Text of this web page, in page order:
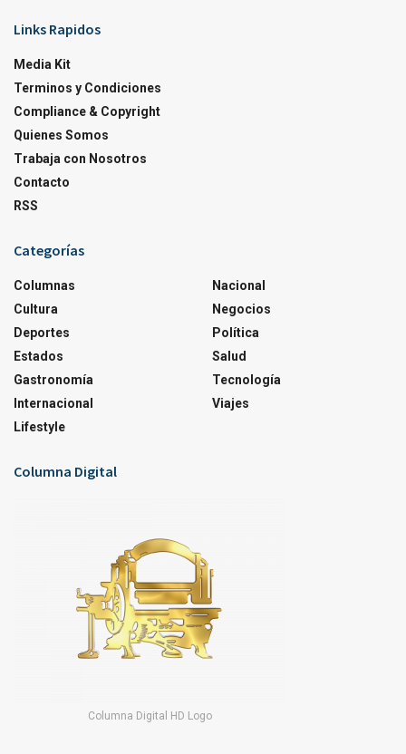
Links Rapidos
Media Kit
Terminos y Condiciones
Compliance & Copyright
Quienes Somos
Trabaja con Nosotros
Contacto
RSS
Categorías
Columnas
Cultura
Deportes
Estados
Gastronomía
Internacional
Lifestyle
Nacional
Negocios
Política
Salud
Tecnología
Viajes
Columna Digital
Columna Digital HD Logo